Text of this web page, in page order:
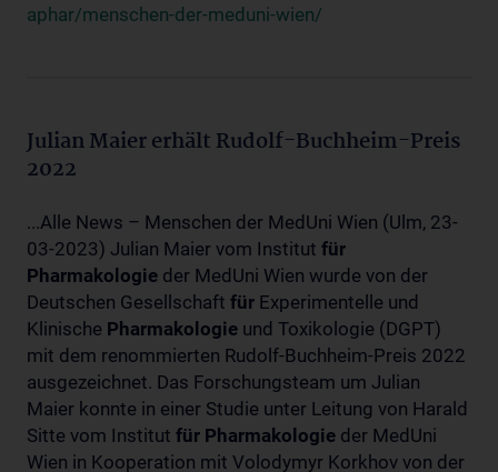
aphar/menschen-der-meduni-wien/
Julian Maier erhält Rudolf-Buchheim-Preis
2022
...Alle News – Menschen der MedUni Wien (Ulm, 23-
03-2023) Julian Maier vom Institut für
Pharmakologie der MedUni Wien wurde von der
Deutschen Gesellschaft für Experimentelle und
Klinische Pharmakologie und Toxikologie (DGPT)
mit dem renommierten Rudolf-Buchheim-Preis 2022
ausgezeichnet. Das Forschungsteam um Julian
Maier konnte in einer Studie unter Leitung von Harald
Sitte vom Institut für Pharmakologie der MedUni
Wien in Kooperation mit Volodymyr Korkhov von der